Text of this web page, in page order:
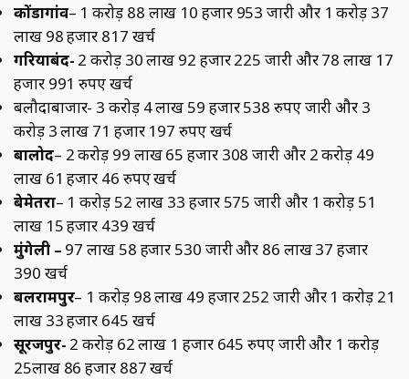
कोंडागांव– 1 करोड़ 88 लाख 10 हजार 953 जारी और 1 करोड़ 37
लाख 98 हजार 817 खर्च
गरियाबंद- 2 करोड़ 30 लाख 92 हजार 225 जारी और 78 लाख 17
हजार 991 रुपए खर्च
बलौदाबाजार- 3 करोड़ 4 लाख 59 हजार 538 रुपए जारी और 3
करोड़ 3 लाख 71 हजार 197 रुपए खर्च
बालोद– 2 करोड़ 99 लाख 65 हजार 308 जारी और 2 करोड़ 49
लाख 61 हजार 46 रुपए खर्च
बेमेतरा– 1 करोड़ 52 लाख 33 हजार 575 जारी और 1 करोड़ 51
लाख 15 हजार 439 खर्च
मुंगेली – 97 लाख 58 हजार 530 जारी और 86 लाख 37 हजार
390 खर्च
बलरामपुर– 1 करोड़ 98 लाख 49 हजार 252 जारी और 1 करोड़ 21
लाख 33 हजार 645 खर्च
सूरजपुर- 2 करोड़ 62 लाख 1 हजार 645 रुपए जारी और 1 करोड़
25लाख 86 हजार 887 खर्च